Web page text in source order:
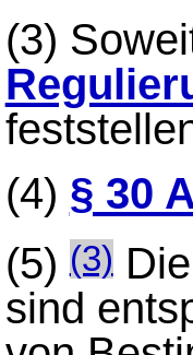
(3)
(4) § 30
(5)(3) Die
sind